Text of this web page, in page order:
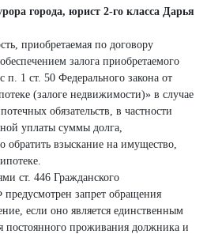
города, юрист 2-го класса Дарья
приобретаемая по договору
залога приобретаемого
п. 1 ст. 50 Федерального закона от
(залоге недвижимости)» в случае
обязательств, в частности
уплаты суммы долга,
обратить взыскание на имущество,
ст. 446 Гражданского
предусмотрен запрет обращения
если оно является единственным
проживания должника и